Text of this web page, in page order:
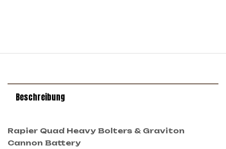
Beschreibung
Rapier Quad Heavy Bolters & Graviton
Cannon Battery